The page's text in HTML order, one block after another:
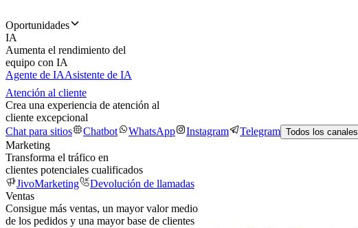
Oportunidades
IA
Aumenta el rendimiento del
equipo con IA
Agente de IAAsistente de IA
Atención al cliente
Crea una experiencia de atención al
cliente excepcional
Chat para sitios
Chatbot WhatsApp Instagram Telegram Todos los canales
Marketing
Transforma el tráfico en
clientes potenciales cualificados
JivoMarketing
Devolución de llamadas
Ventas
Consigue más ventas, un mayor valor medio
de los pedidos y una mayor base de clientes